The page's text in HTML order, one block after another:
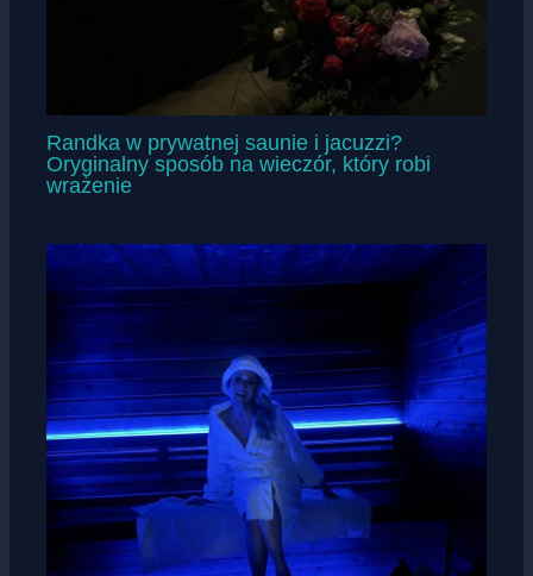
Randka w prywatnej saunie i jacuzzi?
Oryginalny sposób na wieczór, który robi
wrażenie